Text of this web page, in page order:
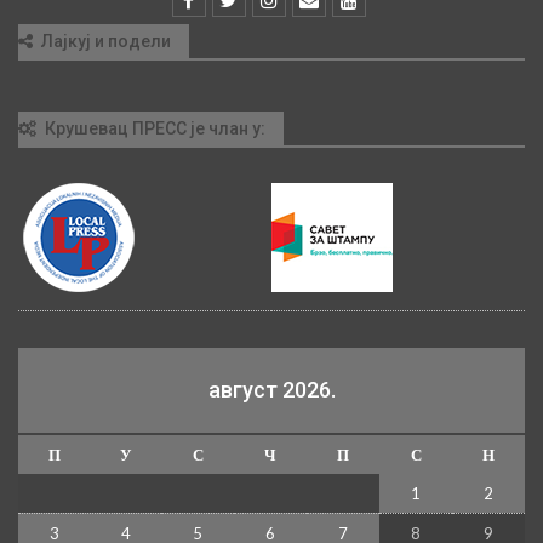
Лајкуј и подели
Крушевац ПРЕСС је члан у:
август 2026.
П У С Ч П С
Н
1
2
3 4 5 6 7 8 9